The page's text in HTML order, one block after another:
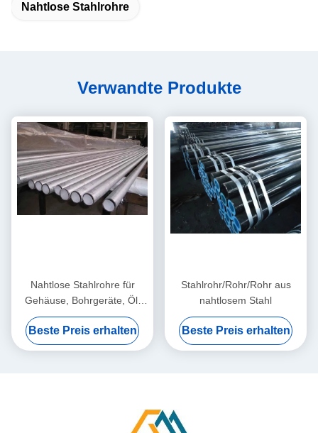
Nahtlose Stahlrohre
Verwandte Produkte
Nahtlose Stahlrohre für
Gehäuse, Bohrgeräte, Öl,
Schiffe, Strukturen,
Flüssigkeiten und
Druckkessel
Beste Preis erhalten
Stahlrohr/Rohr/Rohr aus
nahtlosem Stahl
Beste Preis erhalten